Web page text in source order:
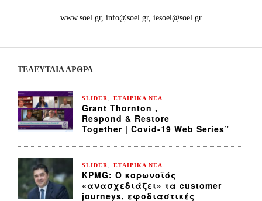
www.soel.gr, info@soel.gr, iesoel@soel.gr
ΤΕΛΕΥΤΑΙΑ ΆΡΘΡΑ
SLIDER ΕΤΑΙΡΙΚΑ ΝΕΑ
Grant Thornton ,
Respond & Restore
Together | Covid-19 Web Series”
SLIDER ΕΤΑΙΡΙΚΑ ΝΕΑ
KPMG: Ο κορωνοϊός
«ανασχεδιάζει» τα customer
journeys, εφοδιαστικές